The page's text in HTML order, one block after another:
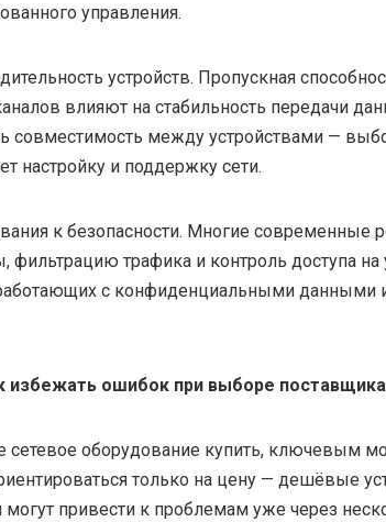
управления.
устройств. Пропускная
влияют на стабильность передачи
совместимость между устройствами —
настройку и поддержку сети.
к безопасности. Многие современные
трафика и контроль доступа на
с конфиденциальными
избежать ошибок при выборе поставщика
оборудование купить, ключевым
только на цену — дешёвые
могут привести к проблемам уже через